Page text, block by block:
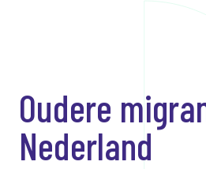
Oudere
Nederland